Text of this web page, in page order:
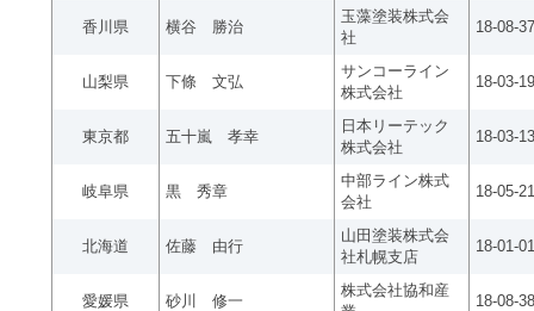
香川県 横谷 勝治
玉藻塗装株式会
社
18-08-
山梨県 下條 文弘
サンコーライン
株式会社
18-03-
東京都 五十嵐 孝幸
日本リーテック
株式会社
18-03-
岐阜県 黒 秀章
中部ライン株式
会社
18-05-
北海道 佐藤 由行
山田塗装株式会
社札幌支店
18-01-
愛媛県 砂川 修一
株式会社協和産
18-08-